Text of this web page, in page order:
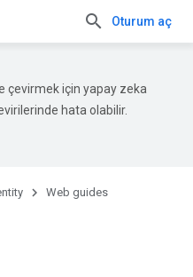
Oturum aç
çevirmek için yapay zeka
hata olabilir.
Web guides